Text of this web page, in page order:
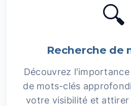
🔍
Recherche de
Découvrez
de mots-clés
votre visibilité et attirer